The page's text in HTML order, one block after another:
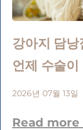
강아지 담
언제 수술
2026년 07월 13일
Read more